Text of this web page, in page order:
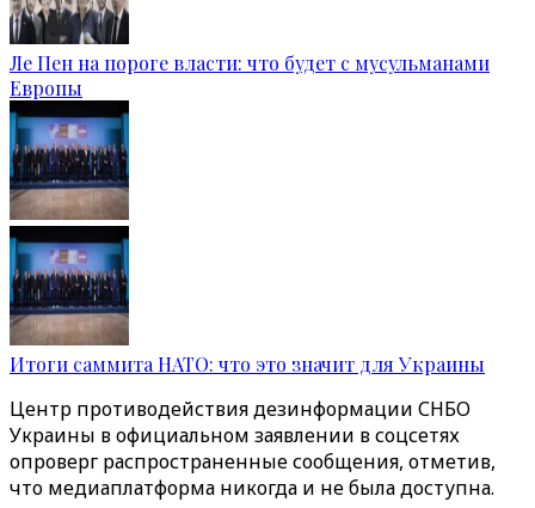
Ле Пен на пороге власти: что будет с мусульманами
Европы
Итоги саммита НАТО: что это значит для Украины
Центр противодействия дезинформации СНБО
Украины в официальном заявлении в соцсетях
опроверг распространенные сообщения, отметив,
что медиаплатформа никогда и не была доступна.